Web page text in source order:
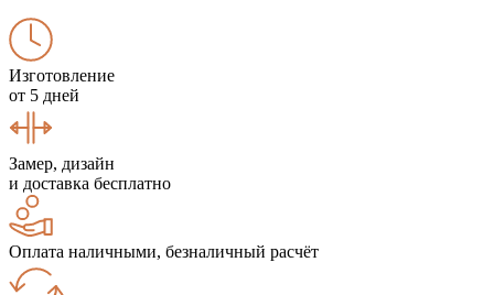
Изготовление
от 5 дней
Замер, дизайн
и доставка бесплатно
Оплата наличными, безналичный расчёт